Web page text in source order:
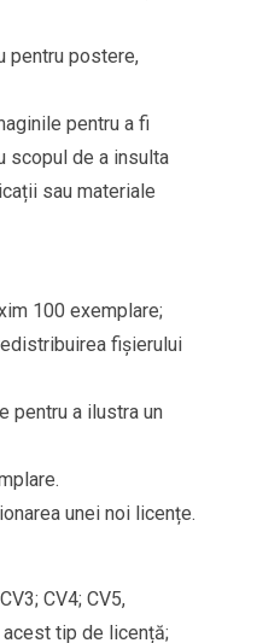
pentru postere,
pentru a fi
scopul de a insulta
sau materiale
100 exemplare;
fișierului
pentru a ilustra un
unei noi licențe.
CV4; CV5,
tip de licență;